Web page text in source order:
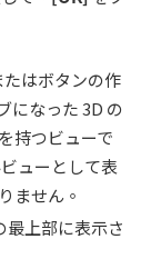
はボタンの作
になった 3D の
持つビューで
ューとして表
ません。
最上部に表示さ